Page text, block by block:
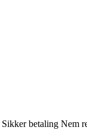
Sikker betaling Nem